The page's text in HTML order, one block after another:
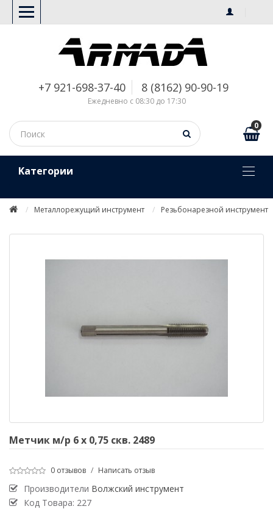
+7 921-698-37-40 8 (8162) 90-90-19
Ежедневно с 08:30 до 17:30
0
Kатегории
Металлорежущий инструмент Резьбонарезной инструмент
Метчик м/р 6 х 0,75 скв. 2489
0 отзывов / Написать отзыв
Производители Волжский инструмент
Код Товара: 227